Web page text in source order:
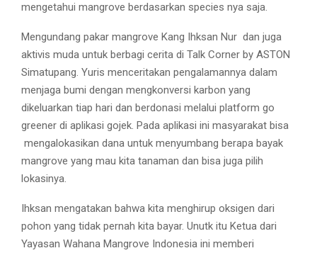
mengetahui mangrove berdasarkan species nya saja.
Mengundang pakar mangrove Kang Ihksan Nur dan juga
aktivis muda untuk berbagi cerita di Talk Corner by ASTON
Simatupang. Yuris menceritakan pengalamannya dalam
menjaga bumi dengan mengkonversi karbon yang
dikeluarkan tiap hari dan berdonasi melalui platform go
greener di aplikasi gojek. Pada aplikasi ini masyarakat bisa
mengalokasikan dana untuk menyumbang berapa bayak
mangrove yang mau kita tanaman dan bisa juga pilih
lokasinya.
Ihksan mengatakan bahwa kita menghirup oksigen dari
pohon yang tidak pernah kita bayar. Unutk itu Ketua dari
Yayasan Wahana Mangrove Indonesia ini memberi